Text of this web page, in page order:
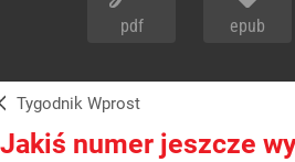
pdf epub
Tygodnik Wprost
Jakiś numer jeszcze